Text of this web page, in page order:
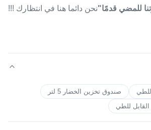
للمضي قدمًا"نحن دائما هنا في انتظارك !!!
صندوق تخزين الخضار 5 لتر
للطي